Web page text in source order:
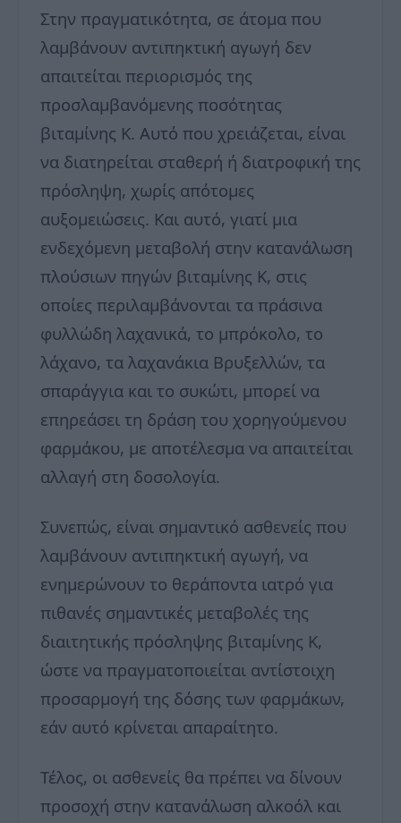
Στην πραγματικότητα, σε άτομα που
λαμβάνουν αντιπηκτική αγωγή δεν
απαιτείται περιορισμός της
προσλαμβανόμενης ποσότητας
βιταμίνης Κ. Αυτό που χρειάζεται, είναι
να διατηρείται σταθερή ή διατροφική της
πρόσληψη, χωρίς απότομες
αυξομειώσεις. Και αυτό, γιατί μια
ενδεχόμενη μεταβολή στην κατανάλωση
πλούσιων πηγών βιταμίνης Κ, στις
οποίες περιλαμβάνονται τα πράσινα
φυλλώδη λαχανικά, το μπρόκολο, το
λάχανο, τα λαχανάκια Βρυξελλών, τα
σπαράγγια και το συκώτι, μπορεί να
επηρεάσει τη δράση του χορηγούμενου
φαρμάκου, με αποτέλεσμα να απαιτείται
αλλαγή στη δοσολογία.
Συνεπώς, είναι σημαντικό ασθενείς που
λαμβάνουν αντιπηκτική αγωγή, να
ενημερώνουν το θεράποντα ιατρό για
πιθανές σημαντικές μεταβολές της
διαιτητικής πρόσληψης βιταμίνης Κ,
ώστε να πραγματοποιείται αντίστοιχη
προσαρμογή της δόσης των φαρμάκων,
εάν αυτό κρίνεται απαραίτητο.
Τέλος, οι ασθενείς θα πρέπει να δίνουν
προσοχή στην κατανάλωση αλκοόλ και